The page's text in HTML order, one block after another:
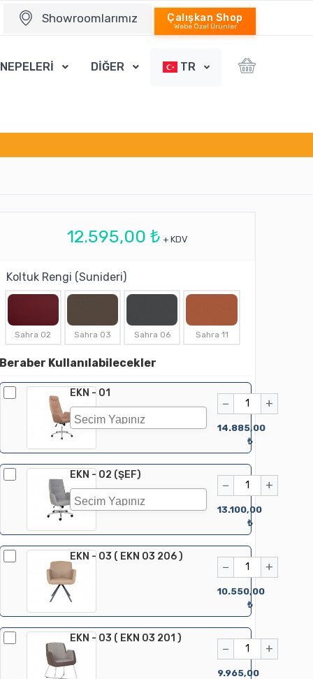
Showroomlarımız Çalışkan Shop
Webe Özel Ürünler
DİĞER TR
12.595,00 ₺ + KDV
Koltuk Rengi (Sunideri)
Sahra 02 Sahra 03 Sahra 06 Sahra 11
Beraber Kullanılabilecekler
EKN - 01
− +
14.885,00
₺
EKN - 02 (ŞEF)
− +
13.100,00
₺
EKN - 03 ( EKN 03 206 )
− +
10.550,00
₺
EKN - 03 ( EKN 03 201 )
− +
9.965,00